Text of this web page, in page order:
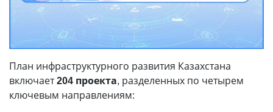
План инфраструктурного развития Казахстана
включает204 проекта, разделенных по четырем
ключевым направлениям: